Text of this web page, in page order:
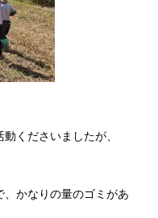
くださいましたが、
かなりの量のゴミがあ